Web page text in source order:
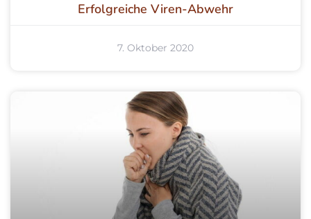
Erfolgreiche Viren-Abwehr
7. Oktober 2020